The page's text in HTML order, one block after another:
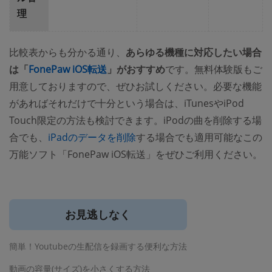
理
比較表からも分かる通り、 あらゆる機種に対応したい場合
は「FonePaw iOS転送 」がおすすめです。無料体験版もご
用意しておりますので、ぜひお試しください。必要な機能
があればそれだけで十分という場合は、iTunesやiPod
Touch限定の方法も検討できます。iPodの曲を削除する場
合でも、 iPadのデータを削除する場合でも適用可能なこの
万能ソフト「FonePaw iOS転送」をぜひご利用ください。
お見逃しなく
簡単！Youtubeの生配信を録画する便利な方法
動画の容量(サイズ)を小さくする方法